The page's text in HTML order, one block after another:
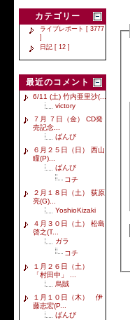
カテゴリー
ライブレポート [ 3777
]
日記 [ 12 ]
最近のコメント
6/11 (土) 竹内亜里沙(...
victory
７月 ７日（金） CD発
売記念...
ばんび
６月２５日（日） 西山
瞳(P)...
ばんび
コチ
２月１８日（土） 荻原
亮(G)...
YoshioKizaki
４月３０日（土） 松島
啓之(T...
ガラ
コチ
１月２６日（土）
「村田中」 ...
烏賊
１月１０日（木） 伊
藤志宏(P...
ばんび